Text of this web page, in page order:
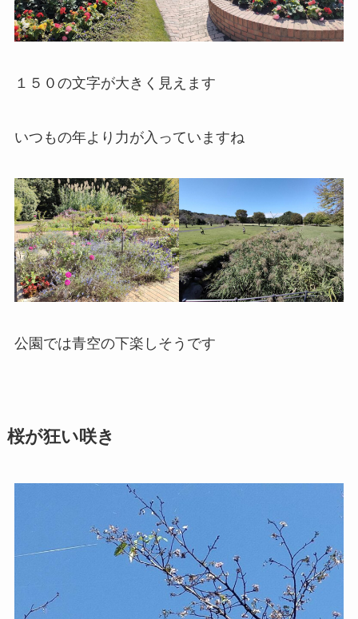
１５０の文字が大きく見えます
いつもの年より力が入っていますね
公園では青空の下楽しそうです
桜が狂い咲き